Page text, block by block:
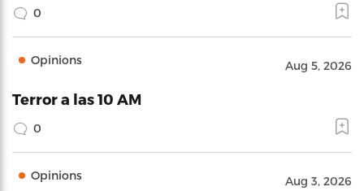
0
Opinions Aug 5, 2026
Terror a las 10 AM
0
Opinions Aug 3, 2026